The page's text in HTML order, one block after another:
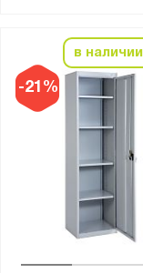
-21%
в наличии